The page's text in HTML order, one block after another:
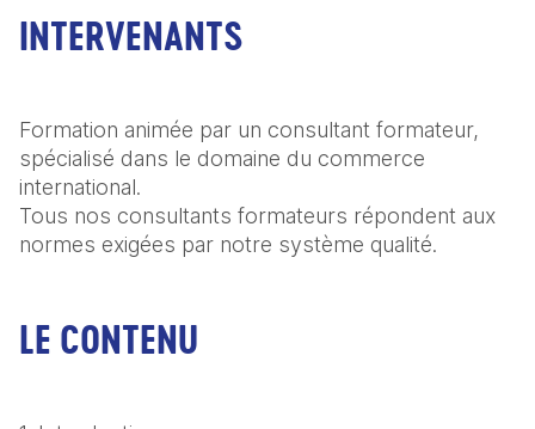
INTERVENANTS
Formation animée par un consultant formateur,
spécialisé dans le domaine du commerce
international.
Tous nos consultants formateurs répondent aux
normes exigées par notre système qualité.
LE CONTENU